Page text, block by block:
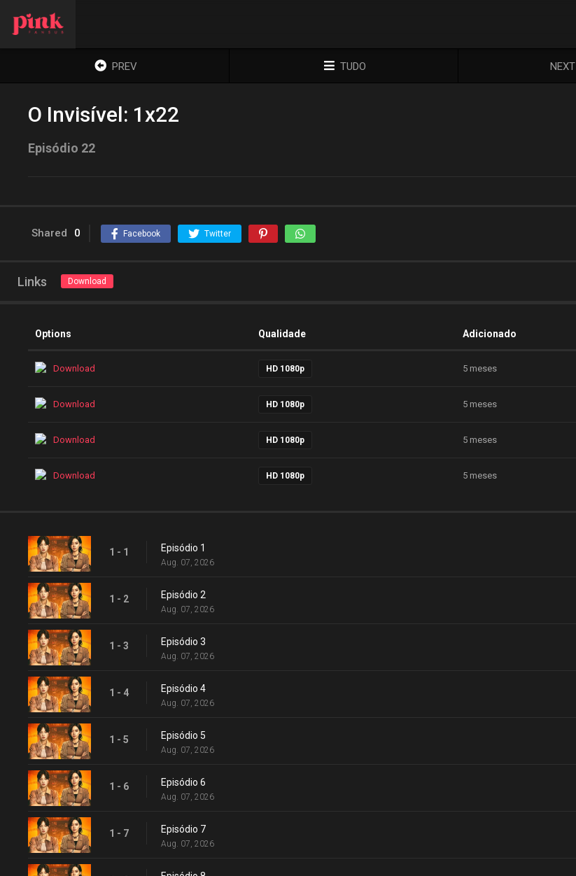
PREV TUDO NEXT
O Invisível: 1x22
Episódio 22
Shared 0 Facebook Twitter
Links Download
Options Qualidade Adicionado
Download HD 1080p 5 meses
Download HD 1080p 5 meses
Download HD 1080p 5 meses
Download HD 1080p 5 meses
1 - 1 Episódio 1
Aug. 07, 2026
1 - 2 Episódio 2
Aug. 07, 2026
1 - 3 Episódio 3
Aug. 07, 2026
1 - 4 Episódio 4
Aug. 07, 2026
1 - 5 Episódio 5
Aug. 07, 2026
1 - 6 Episódio 6
Aug. 07, 2026
1 - 7 Episódio 7
Aug. 07, 2026